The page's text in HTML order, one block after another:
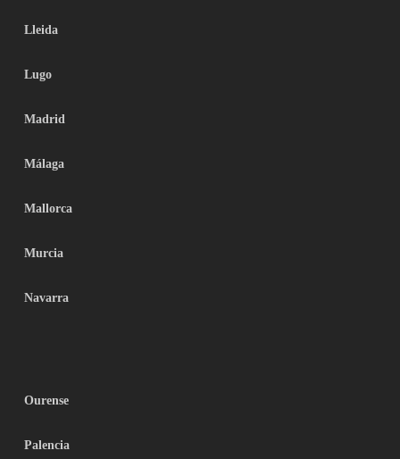
Lleida
Lugo
Madrid
Málaga
Mallorca
Murcia
Navarra
Ourense
Palencia